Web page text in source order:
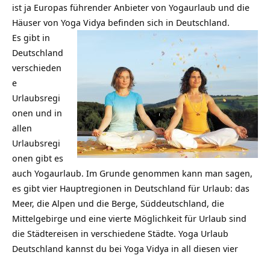
ist ja Europas führender Anbieter von Yogaurlaub und die
Häuser von Yoga Vidya befinden sich in Deutschland.
Es gibt in
Deutschland
verschieden
e
Urlaubsregi
onen und in
allen
Urlaubsregi
onen gibt es
auch Yogaurlaub. Im Grunde genommen kann man sagen,
es gibt vier Hauptregionen in Deutschland für Urlaub: das
Meer, die Alpen und die Berge, Süddeutschland, die
Mittelgebirge und eine vierte Möglichkeit für Urlaub sind
die Städtereisen in verschiedene Städte. Yoga Urlaub
Deutschland kannst du bei Yoga Vidya in all diesen vier